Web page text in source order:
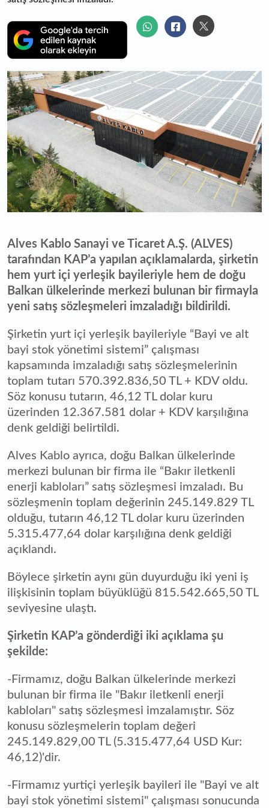
Alves Kablo Sanayi ve Ticaret A.Ş. (ALVES)
tarafından KAP’a yapılan açıklamalarda, şirketin
hem yurt içi yerleşik bayileriyle hem de doğu
Balkan ülkelerinde merkezi bulunan bir firmayla
yeni satış sözleşmeleri imzaladığı bildirildi.
Şirketin yurt içi yerleşik bayileriyle “Bayi ve alt
bayi stok yönetimi sistemi” çalışması
kapsamında imzaladığı satış sözleşmelerinin
toplam tutarı 570.392.836,50 TL + KDV oldu.
Söz konusu tutarın, 46,12 TL dolar kuru
üzerinden 12.367.581 dolar + KDV karşılığına
denk geldiği belirtildi.
Alves Kablo ayrıca, doğu Balkan ülkelerinde
merkezi bulunan bir firma ile “Bakır iletkenli
enerji kabloları” satış sözleşmesi imzaladı. Bu
sözleşmenin toplam değerinin 245.149.829 TL
olduğu, tutarın 46,12 TL dolar kuru üzerinden
5.315.477,64 dolar karşılığına denk geldiği
açıklandı.
Böylece şirketin aynı gün duyurduğu iki yeni iş
ilişkisinin toplam büyüklüğü 815.542.665,50 TL
seviyesine ulaştı.
Şirketin KAP’a gönderdiği iki açıklama şu
şekilde:
-Firmamız, doğu Balkan ülkelerinde merkezi
bulunan bir firma ile "Bakır iletkenli enerji
kabloları" satış sözleşmesi imzalamıştır. Söz
konusu sözleşmelerin toplam değeri
245.149.829,00 TL (5.315.477,64 USD Kur:
46,12)'dir.
-Firmamız yurtiçi yerleşik bayileri ile "Bayi ve alt
bayi stok yönetimi sistemi" çalışması sonucunda